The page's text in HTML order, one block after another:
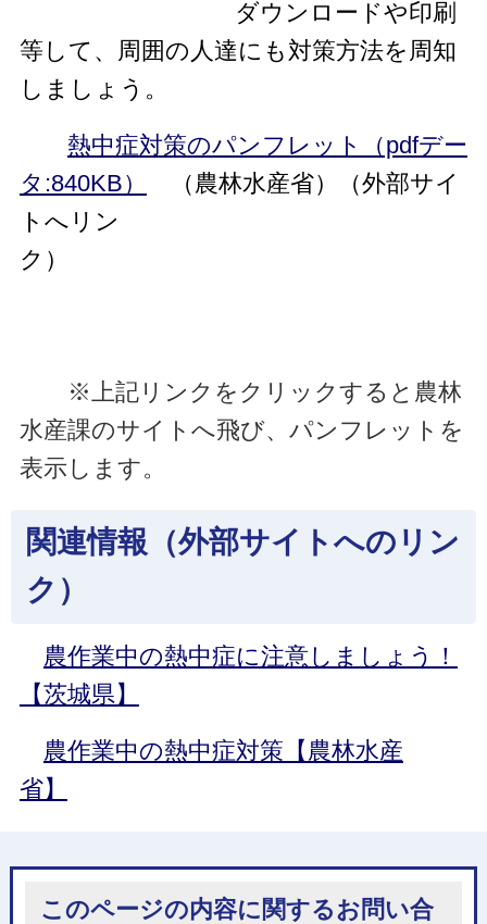
ダウンロードや印刷
等して、周囲の人達にも対策方法を周知
しましょう。
熱中症対策のパンフレット（pdfデー
タ:840KB）
（農林水産省）（外部サイ
トへリン
ク）
※上記リンクをクリックすると農林
水産課のサイトへ飛び、パンフレットを
表示します。
関連情報（外部サイトへのリン
ク）
農作業中の熱中症に注意しましょう！
【茨城県】
農作業中の熱中症対策【農林水産
省】
このページの内容に関するお問い合